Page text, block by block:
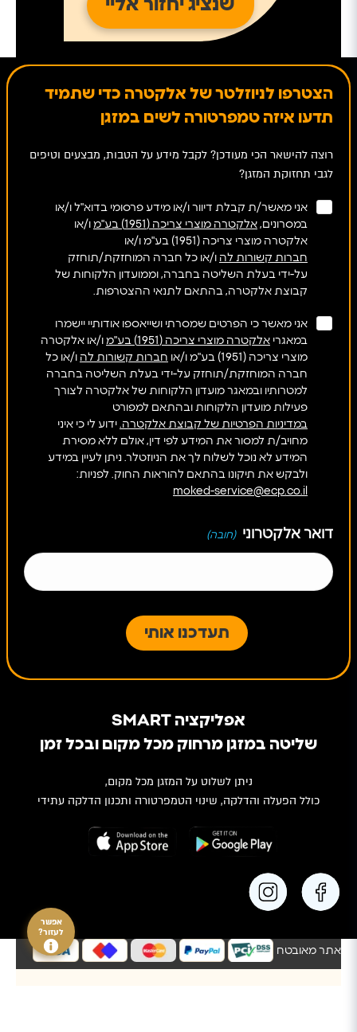
הצטרפו לניוזלטר של אלקטרה כדי שתמיד
תדעו איזה טמפרטורה לשים במזגן
רוצה להישאר הכי מעודכן? לקבל מידע על הטבות, מבצעים וטיפים
לגבי תחזוקת המזגן?
אני מאשר/ת קבלת דיוור ו/או מידע פרסומי בדוא"ל ו/או
במסרונים, אלקטרה מוצרי צריכה (1951) בע"מ
ו/או
אלקטרה מוצרי צריכה (1951) בע"מ ו/או
חברות קשורות לה ו/או כל חברה המוחזקת/תוחזק
על-ידי בעלת השליטה בחברה, וממועדון הלקוחות של
קבוצת אלקטרה, בהתאם לתנאי ההצטרפות.
אני מאשר כי הפרטים שמסרתי ושייאספו אודותיי יישמרו
במאגרי אלקטרה מוצרי צריכה (1951) בע"מ
ו/או אלקטרה
מוצרי צריכה (1951) בע"מ ו/או
חברות קשורות לה ו/או כל
חברה המוחזקת/תוחזק על-ידי בעלת השליטה בחברה
למטרותיו ובמאגר מועדון הלקוחות של אלקטרה לצורך
פעילות מועדון הלקוחות ובהתאם למפורט
במדיניות הפרטיות של קבוצת אלקטרה. ידוע לי כי איני
מחויב/ת למסור את המידע לפי דין, אולם ללא מסירת
המידע לא נוכל לשלוח לך את הניוזטלר. ניתן לעיין במידע
ולבקש את תיקונו בהתאם להוראות החוק. לפניות:
moked-service@ecp.co.il
דואר אלקטרוני (חובה)
אפליקציה SMART
שליטה במזגן מרחוק מכל מקום ובכל זמן
ניתן לשלוט על המזגן מכל מקום,
כולל הפעלה והדלקה, שינוי הטמפרטורה ותכנון הדלקה עתידי
אתר מאובטח
אפשר
לעזור?